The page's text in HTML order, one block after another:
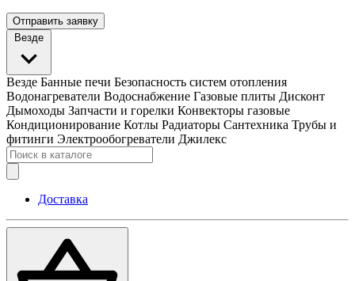
Отправить заявку
Везде
Везде Банные печи Безопасность систем отопления
Водонагреватели Водоснабжение Газовые плиты Дисконт
Дымоходы Запчасти и горелки Конвекторы газовые
Кондиционирование Котлы Радиаторы Сантехника Трубы и
фитинги Электрообогреватели Джилекс
Доставка